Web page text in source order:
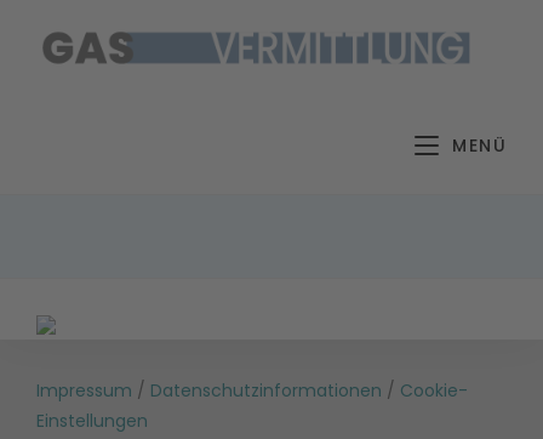
Inhalt
MENÜ
Impressum / Datenschutzinformationen / Cookie-
Einstellungen